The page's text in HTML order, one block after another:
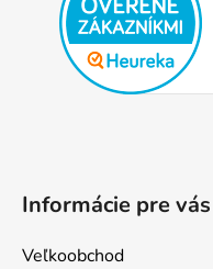
Informácie pre vás
Veľkoobchod